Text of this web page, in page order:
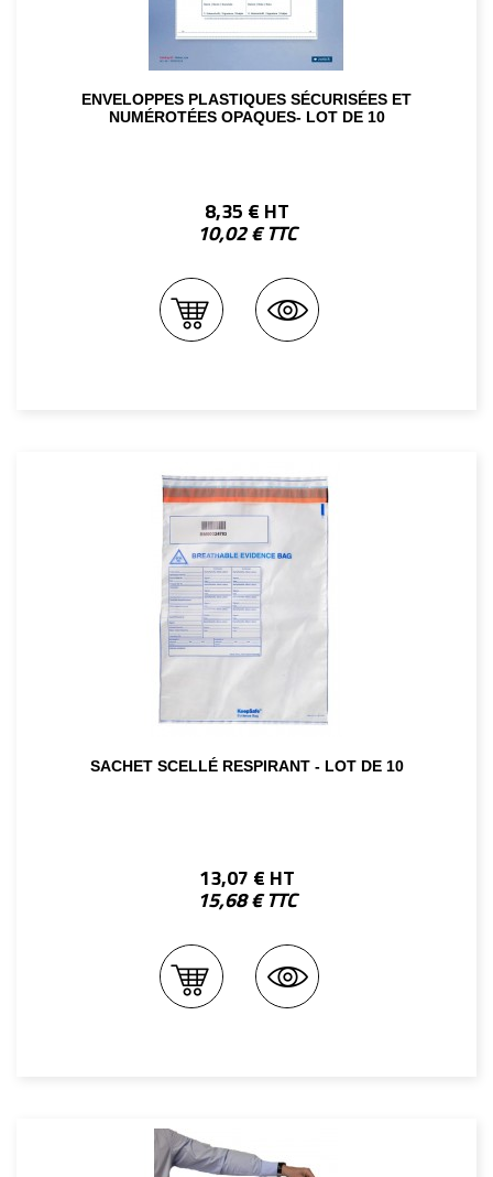
ENVELOPPES PLASTIQUES SÉCURISÉES ET
NUMÉROTÉES OPAQUES- LOT DE 10
8,35 € HT
10,02 € TTC
SACHET SCELLÉ RESPIRANT - LOT DE 10
13,07 € HT
15,68 € TTC